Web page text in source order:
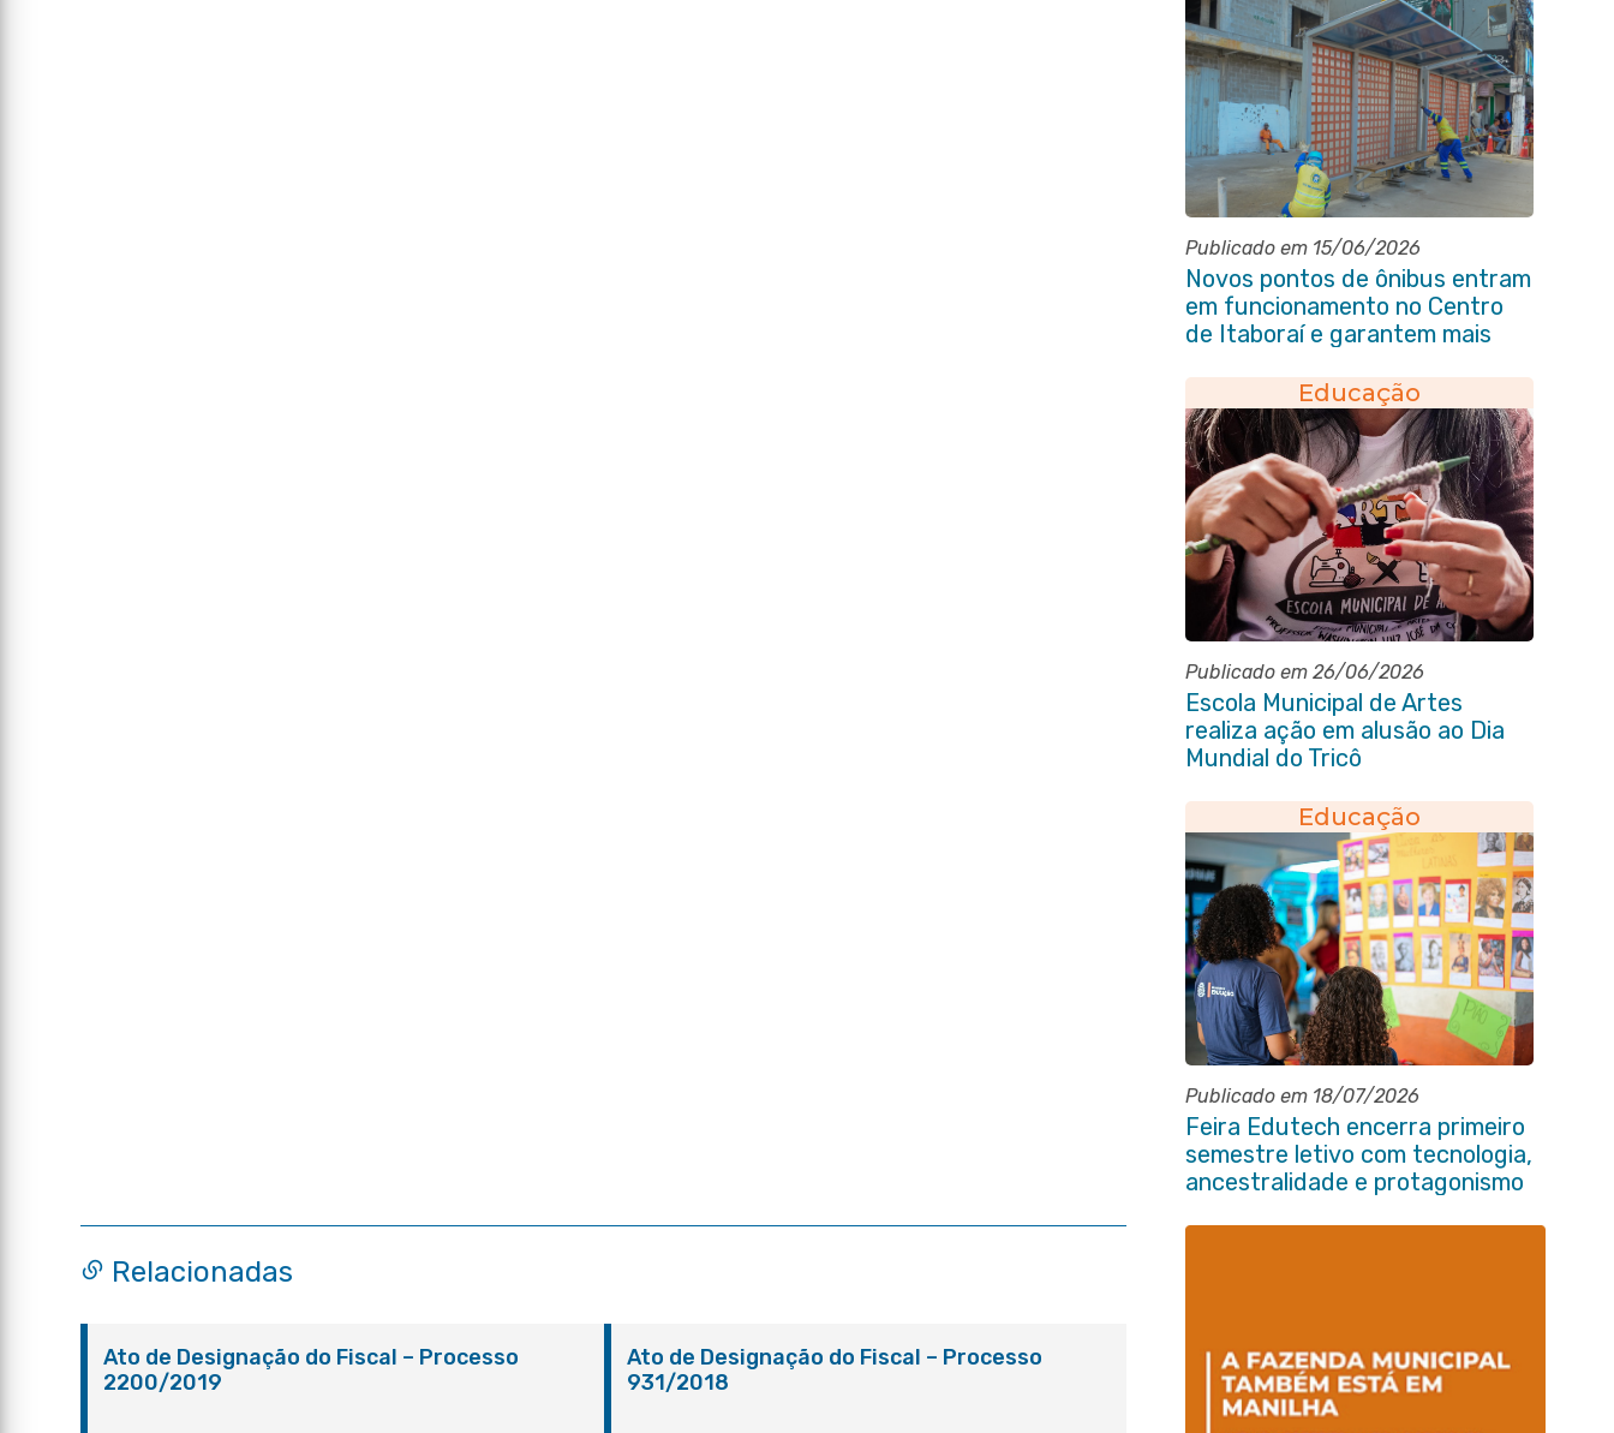
Publicado em 15/06/2026
Novos pontos de ônibus entram
em funcionamento no Centro
de Itaboraí e garantem mais
Educação
Publicado em 26/06/2026
Escola Municipal de Artes
realiza ação em alusão ao Dia
Mundial do Tricô
Educação
Publicado em 18/07/2026
Feira Edutech encerra primeiro
semestre letivo com tecnologia,
ancestralidade e protagonismo
Relacionadas
Ato de Designação do Fiscal – Processo
2200/2019
Ato de Designação do Fiscal – Processo
931/2018